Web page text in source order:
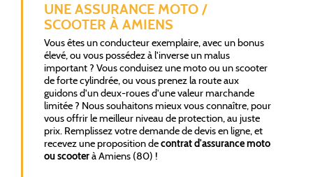
UNE ASSURANCE MOTO /
SCOOTER À AMIENS
Vous êtes un conducteur exemplaire, avec un bonus
élevé, ou vous possédez à l'inverse un malus
important ? Vous conduisez une moto ou un scooter
de forte cylindrée, ou vous prenez la route aux
guidons d'un deux-roues d'une valeur marchande
limitée ? Nous souhaitons mieux vous connaître, pour
vous offrir le meilleur niveau de protection, au juste
prix. Remplissez votre demande de devis en ligne, et
recevez une proposition decontrat d'assurance moto
ou scooterà Amiens (80) !